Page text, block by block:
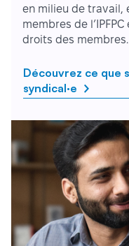
en milieu de travail,
membres de
droits des membres.
Découvrez ce que
syndical·e